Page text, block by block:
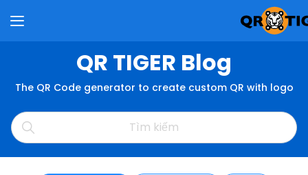
QR TIGER Blog
The QR Code generator to create custom QR with logo